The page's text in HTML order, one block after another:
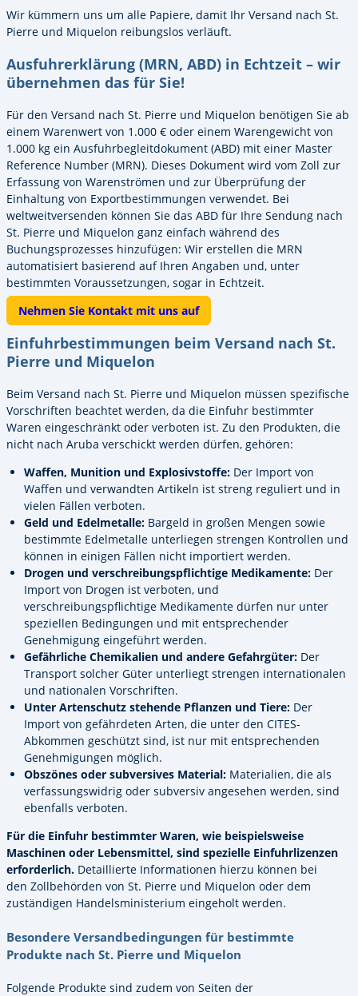
Wir kümmern uns um alle Papiere, damit Ihr Versand nach St.
Pierre und Miquelon reibungslos verläuft.
Ausfuhrerklärung (MRN, ABD) in Echtzeit – wir
übernehmen das für Sie!
Für den Versand nach St. Pierre und Miquelon benötigen Sie ab
einem Warenwert von 1.000 € oder einem Warengewicht von
1.000 kg ein Ausfuhrbegleitdokument (ABD) mit einer Master
Reference Number (MRN). Dieses Dokument wird vom Zoll zur
Erfassung von Warenströmen und zur Überprüfung der
Einhaltung von Exportbestimmungen verwendet. Bei
weltweitversenden können Sie das ABD für Ihre Sendung nach
St. Pierre und Miquelon ganz einfach während des
Buchungsprozesses hinzufügen: Wir erstellen die MRN
automatisiert basierend auf Ihren Angaben und, unter
bestimmten Voraussetzungen, sogar in Echtzeit.
Nehmen Sie Kontakt mit uns auf
Einfuhrbestimmungen beim Versand nach St.
Pierre und Miquelon
Beim Versand nach St. Pierre und Miquelon müssen spezifische
Vorschriften beachtet werden, da die Einfuhr bestimmter
Waren eingeschränkt oder verboten ist. Zu den Produkten, die
nicht nach Aruba verschickt werden dürfen, gehören:
Waffen, Munition und Explosivstoffe: Der Import von
Waffen und verwandten Artikeln ist streng reguliert und in
vielen Fällen verboten.
Geld und Edelmetalle: Bargeld in großen Mengen sowie
bestimmte Edelmetalle unterliegen strengen Kontrollen und
können in einigen Fällen nicht importiert werden.
Drogen und verschreibungspflichtige Medikamente: Der
Import von Drogen ist verboten, und
verschreibungspflichtige Medikamente dürfen nur unter
speziellen Bedingungen und mit entsprechender
Genehmigung eingeführt werden.
Gefährliche Chemikalien und andere Gefahrgüter: Der
Transport solcher Güter unterliegt strengen internationalen
und nationalen Vorschriften.
Unter Artenschutz stehende Pflanzen und Tiere: Der
Import von gefährdeten Arten, die unter den CITES-
Abkommen geschützt sind, ist nur mit entsprechenden
Genehmigungen möglich.
Obszönes oder subversives Material: Materialien, die als
verfassungswidrig oder subversiv angesehen werden, sind
ebenfalls verboten.
Für die Einfuhr bestimmter Waren, wie beispielsweise
Maschinen oder Lebensmittel, sind spezielle Einfuhrlizenzen
erforderlich. Detaillierte Informationen hierzu können bei
den Zollbehörden von St. Pierre und Miquelon oder dem
zuständigen Handelsministerium eingeholt werden.
Besondere Versandbedingungen für bestimmte
Produkte nach St. Pierre und Miquelon
Folgende Produkte sind zudem von Seiten der